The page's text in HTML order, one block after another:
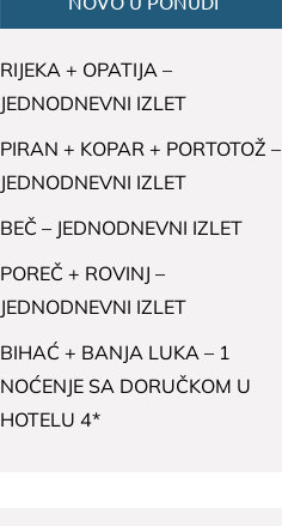
RIJEKA + OPATIJA –
JEDNODNEVNI IZLET
PIRAN + KOPAR + PORTOTOŽ –
JEDNODNEVNI IZLET
BEČ – JEDNODNEVNI IZLET
POREČ + ROVINJ –
JEDNODNEVNI IZLET
BIHAĆ + BANJA LUKA – 1
NOĆENJE SA DORUČKOM U
HOTELU 4*